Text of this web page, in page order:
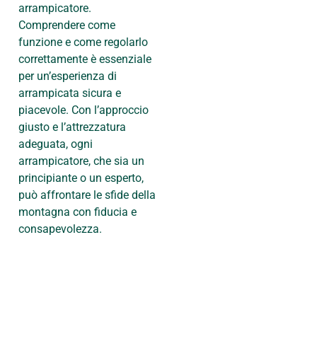
arrampicatore.
Comprendere come
funzione e come regolarlo
correttamente è essenziale
per un’esperienza di
arrampicata sicura e
piacevole. Con l’approccio
giusto e l’attrezzatura
adeguata, ogni
arrampicatore, che sia un
principiante o un esperto,
può affrontare le sfide della
montagna con fiducia e
consapevolezza.